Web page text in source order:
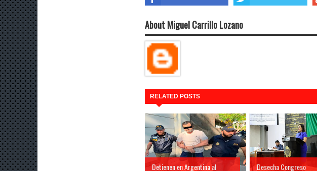
About Miguel Carrillo Lozano
RELATED POSTS
Detienen en Argentina al
Desecha Congreso